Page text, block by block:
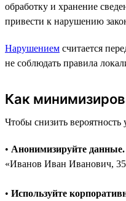
обработку и хранение
привести к нарушению
Нарушением считается
не соблюдать правила
Как
Чтобы снизить
• Анонимизируйте данные.
«Иванов Иван Иванович, 35
• Используйте